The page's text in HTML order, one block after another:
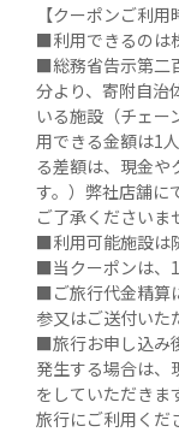
【クーポンご利用
■利用できるのは
■総務省告示第二
分より、寄附自治
いる施設（チェー
用できる金額は1
る差額は、現金や
す。）弊社店舗に
ご了承くださいま
■利用可能施設は
■当クーポンは、
■ご旅行代金精算
参又はご送付いた
■旅行お申し込み
発生する場合は、
をしていただきま
旅行にご利用くだ